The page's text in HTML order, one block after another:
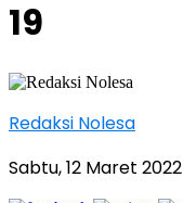
19
Redaksi Nolesa
Sabtu, 12 Maret 2022